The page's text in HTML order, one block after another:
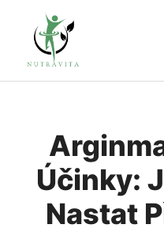
Přeskočit
obsah
Účinky:
Nastat